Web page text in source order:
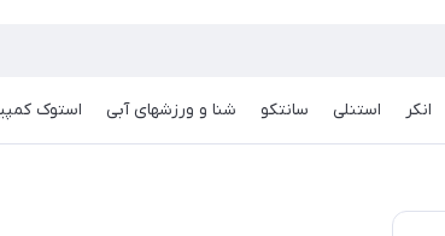
انکر استنلی سانتکو شنا و ورزشهای آبی استوک